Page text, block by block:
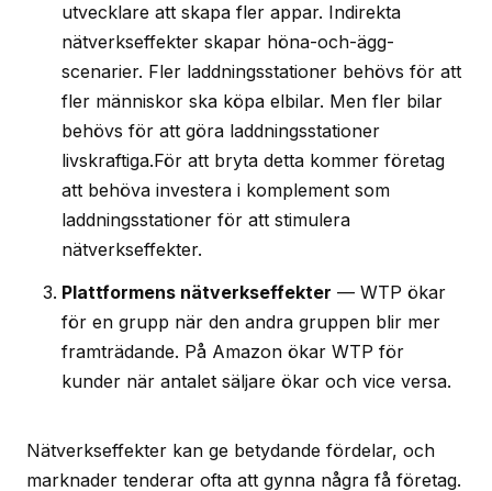
utvecklare att skapa fler appar. Indirekta
nätverkseffekter skapar höna-och-ägg-
scenarier. Fler laddningsstationer behövs för att
fler människor ska köpa elbilar. Men fler bilar
behövs för att göra laddningsstationer
livskraftiga.För att bryta detta kommer företag
att behöva investera i komplement som
laddningsstationer för att stimulera
nätverkseffekter.
Plattformens nätverkseffekter — WTP ökar
för en grupp när den andra gruppen blir mer
framträdande. På Amazon ökar WTP för
kunder när antalet säljare ökar och vice versa.
Nätverkseffekter kan ge betydande fördelar, och
marknader tenderar ofta att gynna några få företag.